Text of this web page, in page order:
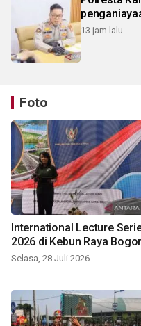
13 jam lalu
Foto
International Lecture
2026 di Kebun Raya Bogor
Selasa, 28 Juli 2026